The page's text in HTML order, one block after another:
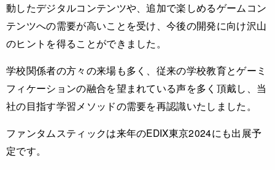
動したデジタルコンテンツや、追加で楽しめるゲームコン
テンツへの需要が高いことを受け、今後の開発に向け沢山
のヒントを得ることができました。
学校関係者の方々の来場も多く、従来の学校教育とゲーミ
フィケーションの融合を望まれている声を多く頂戴し、当
社の目指す学習メソッドの需要を再認識いたしました。
ファンタムスティックは来年のEDIX東京2024にも出展予
定です。